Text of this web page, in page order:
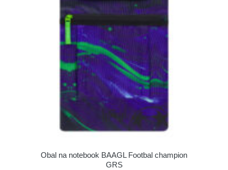
Obal na notebook BAAGL Footbal champion
GRS